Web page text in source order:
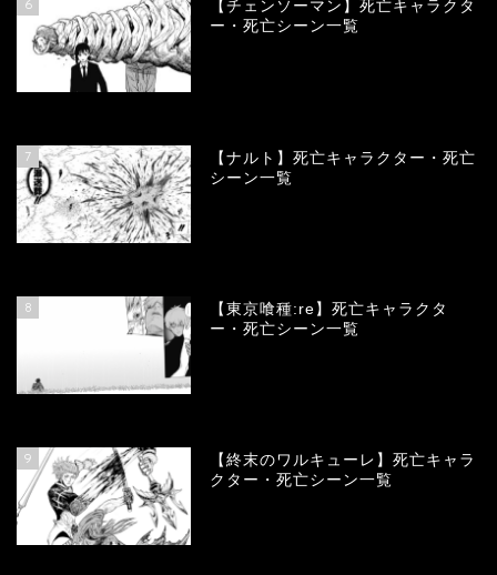
6
【チェンソーマン】死亡キャラクタ
ー・死亡シーン一覧
7
【ナルト】死亡キャラクター・死亡
シーン一覧
8
【東京喰種:re】死亡キャラクタ
ー・死亡シーン一覧
9
【終末のワルキューレ】死亡キャラ
クター・死亡シーン一覧